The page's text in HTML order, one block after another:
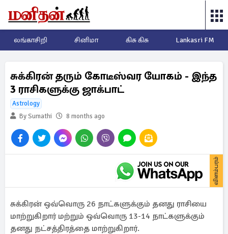
லங்காசிறி சினிமா கிசு கிசு Lankasri FM
சுக்கிரன் தரும் கோடீஸ்வர யோகம் - இந்த
3 ராசிகளுக்கு ஜாக்பாட்
Astrology
By Sumathi
8 months ago
விளம்பரம்
சுக்கிரன் ஒவ்வொரு 26 நாட்களுக்கும் தனது ராசியை
மாற்றுகிறார் மற்றும் ஒவ்வொரு 13-14 நாட்களுக்கும்
தனது நட்சத்திரத்தை மாற்றுகிறார்.